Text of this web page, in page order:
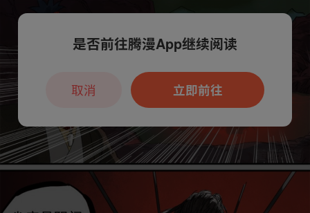
是否前往腾漫App继续阅读
立即前往
取消